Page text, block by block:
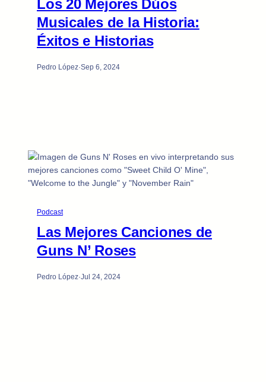
Los 20 Mejores Dúos
Musicales de la Historia:
Éxitos e Historias
Pedro López·Sep 6, 2024
Podcast
Las Mejores Canciones de
Guns N’ Roses
Pedro López·Jul 24, 2024